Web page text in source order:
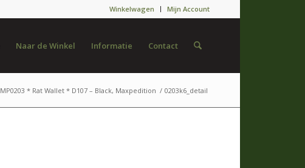
Winkelwagen Mijn Account
Naar de Winkel Informatie Contact
MP0203 * Rat Wallet * D107 – Black, Maxpedition / 0203k6_detail